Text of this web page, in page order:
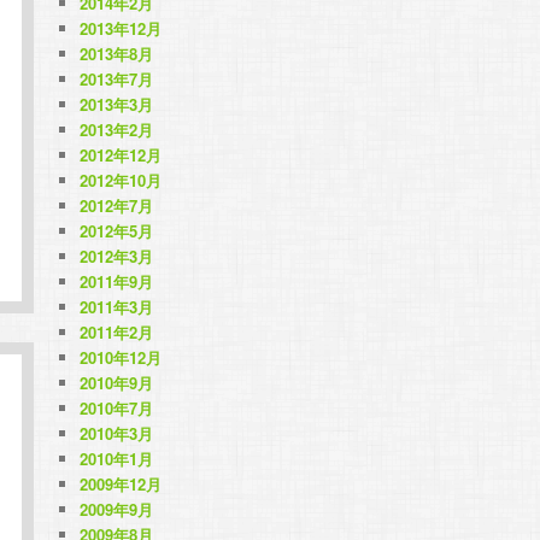
2013年12月
2013年8月
2013年7月
2013年3月
2013年2月
2012年12月
2012年10月
2012年7月
2012年5月
2012年3月
2011年9月
2011年3月
2011年2月
2010年12月
2010年9月
2010年7月
2010年3月
2010年1月
2009年12月
2009年9月
2009年8月